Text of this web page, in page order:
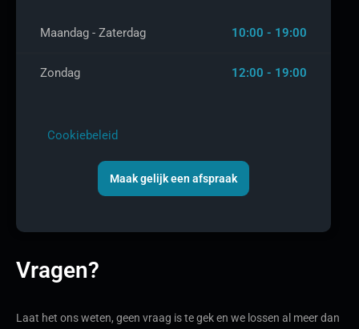
Maandag - Zaterdag 10:00 - 19:00
Zondag 12:00 - 19:00
Cookiebeleid
Maak gelijk een afspraak
Vragen?
Laat het ons weten, geen vraag is te gek en we lossen al meer dan